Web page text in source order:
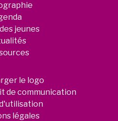
jeunes
le logo
de communication
légales